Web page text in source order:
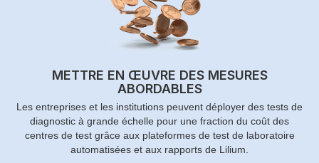
METTRE EN ŒUVRE DES MESURES
ABORDABLES
Les entreprises et les institutions peuvent déployer des tests de
diagnostic à grande échelle pour une fraction du coût des
centres de test grâce aux plateformes de test de laboratoire
automatisées et aux rapports de Lilium.